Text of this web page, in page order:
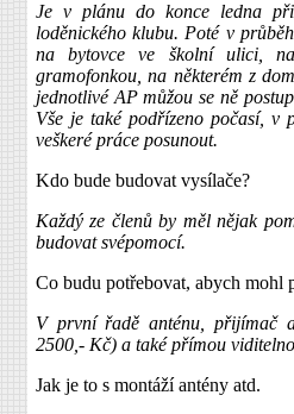
Je v plánu do konce ledna
loděnického klubu. Poté v
na bytovce ve školní ulici,
gramofonkou, na některém z
jednotlivé AP můžou se ně
Vše je také podřízeno počasí, v
veškeré práce posunout.
Kdo bude budovat vysílače?
Každý ze členů by měl nějak
budovat svépomocí.
Co budu potřebovat, abych mohl
V první řadě anténu, přijímač
2500,- Kč) a také přímou
Jak je to s montáží antény atd.